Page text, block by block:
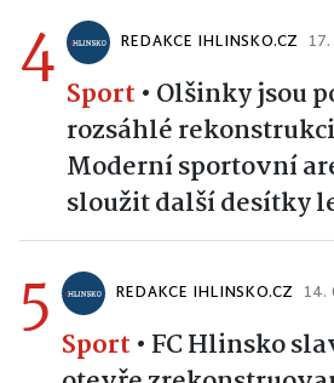
4 REDAKCE IHLINSKO.CZ
Sport • Olšinky jsou
rozsáhlé
Moderní sportovní
sloužit další desítky
5 REDAKCE IHLINSKO.CZ 14.
Sport • FC Hlinsko